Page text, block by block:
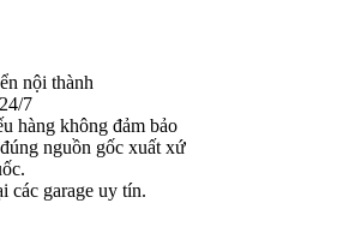
nội thành
7
hàng không đảm bảo
nguồn gốc xuất xứ
các garage uy tín.